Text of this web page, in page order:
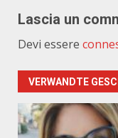
Lascia un
Devi essere
VERWANDTE